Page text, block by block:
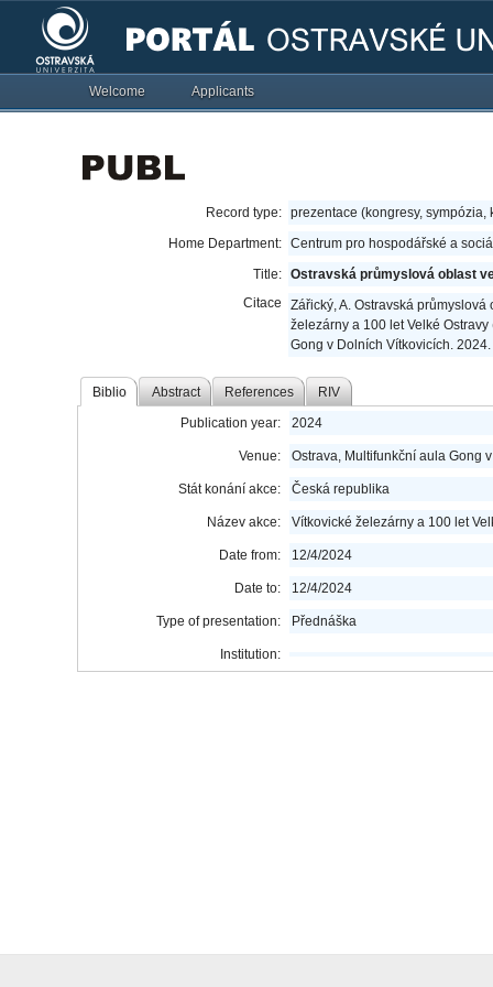
Welcome Applicants
Record type: prezentace (kongresy, sympózia,
Home Department: Centrum pro hospodářské a
Title: Ostravská průmyslová oblast
Citace
Zářický, A. Ostravská
železárny a 100 let Velké
Gong v Dolních Vítkovicích. 2024.
Biblio Abstract References RIV
Publication year: 2024
Venue: Ostrava, Multifunkční aula Gong
Stát konání akce: Česká republika
Název akce: Vítkovické železárny a 100 let
Date from: 12/4/2024
Date to: 12/4/2024
Type of presentation: Přednáška
Institution: